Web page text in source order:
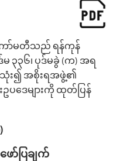
ော်မတီသည် ရန်ကုန်
၃၃၆၊ ပုဒ်မခွဲ (က) အရ
သုံး၍ အစိုးရအဖွဲ့၏
ပ‌ဒေများကို ထုတ်ပြန်
ာ်ပြချက်